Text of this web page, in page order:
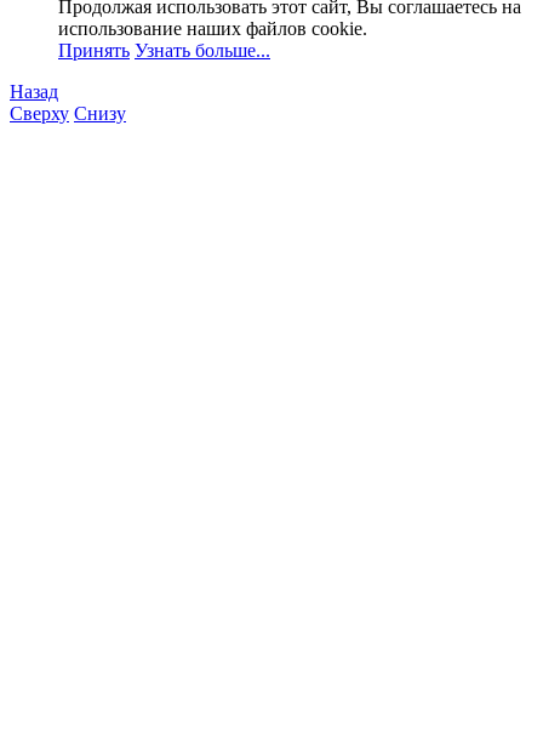
Продолжая использовать этот сайт, Вы соглашаетесь на
использование наших файлов cookie.
Принять Узнать больше...
Назад
Сверху Снизу